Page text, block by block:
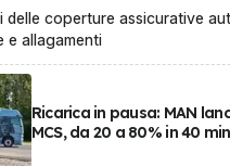
delle coperture assicurative
e allagamenti
Ricarica in pausa: MAN
MCS, da 20 a 80% in 40 min